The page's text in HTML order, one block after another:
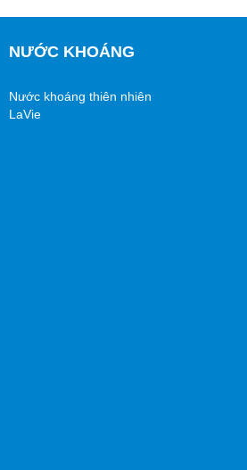
NƯỚC KHOÁNG
Nước khoáng thiên nhiên
LaVie